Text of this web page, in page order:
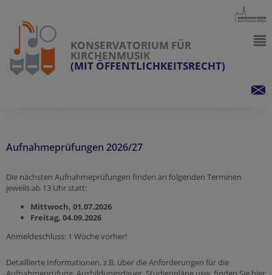
KONSERVATORIUM FÜR
KIRCHENMUSIK
(MIT ÖFFENTLICHKEITSRECHT)
Aufnahmeprüfungen 2026/27
Die nächsten Aufnahmeprüfungen finden an folgenden Terminen
jeweils ab 13 Uhr statt:
Mittwoch, 01.07.2026
Freitag, 04.09.2026
Anmeldeschluss: 1 Woche vorher!
Detaillierte Informationen, z.B. über die Anforderungen für die